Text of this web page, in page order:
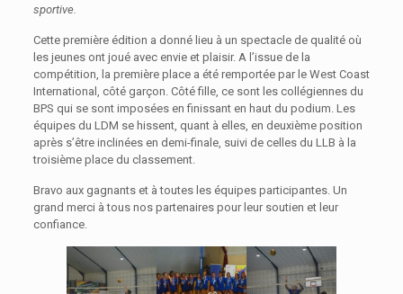
sportive.
Cette première édition a donné lieu à un spectacle de qualité où
les jeunes ont joué avec envie et plaisir. A l’issue de la
compétition, la première place a été remportée par le West Coast
International, côté garçon. Côté fille, ce sont les collégiennes du
BPS qui se sont imposées en finissant en haut du podium. Les
équipes du LDM se hissent, quant à elles, en deuxième position
après s’être inclinées en demi-finale, suivi de celles du LLB à la
troisième place du classement.
Bravo aux gagnants et à toutes les équipes participantes. Un
grand merci à tous nos partenaires pour leur soutien et leur
confiance.